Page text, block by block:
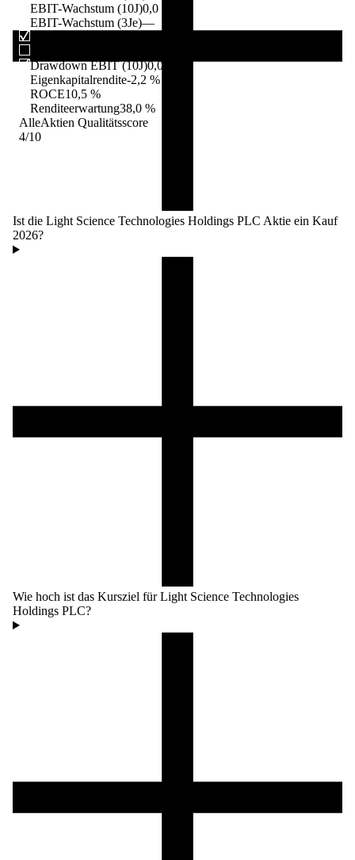
EBIT-Wachstum (10J)0,0 %
EBIT-Wachstum (3Je)—
Drawdown EBIT (10J)0,0 %
Eigenkapitalrendite-2,2 %
ROCE10,5 %
Renditeerwartung38,0 %
AlleAktien Qualitätsscore
4/10
Ist die Light Science Technologies Holdings PLC Aktie ein Kauf
2026?
Wie hoch ist das Kursziel für Light Science Technologies
Holdings PLC?